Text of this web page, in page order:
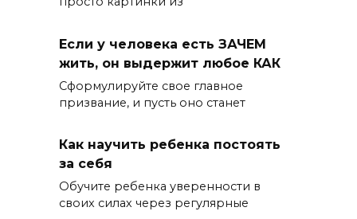
Если у человека есть ЗАЧЕМ
жить, он выдержит любое КАК
Сформулируйте свое главное
призвание, и пусть оно станет
Как научить ребенка постоять
за себя
Обучите ребенка уверенности в
своих силах через регулярные